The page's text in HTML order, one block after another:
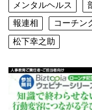
メンタルヘルス
報連相
コーチン
松下幸之助